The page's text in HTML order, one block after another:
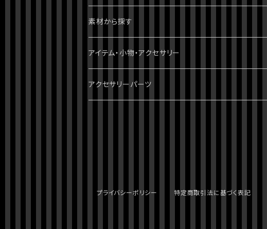
2部 戦闘潮流
8部 ジョジョリオン
ダンガンロンパ
無印
スーパーダンガンロンパ2
ツイステッドワンダーランド
刀剣乱舞
ブレスレット
指輪・リング
イヤーカフ・イヤーフック
パンク・ゴシック・ロック・かっこいい
病みかわいい
ポップ・かわいい
素材から探す
天然石
スワロフスキー
アイテム・小物・アクセサリー
ミニチュア・ドールハウス
アクセサリーパーツ
プライバシーポリシー 特定商取引法に基づく表記